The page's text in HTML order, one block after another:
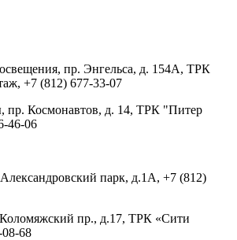
пр. Энгельса, д. 154А, ТРК
+7 (812) 677-33-07
пр. Космонавтов, д. 14, ТРК "Питер
46-06
Александровский парк, д.1А, +7 (812)
пр., д.17, ТРК «Сити
68